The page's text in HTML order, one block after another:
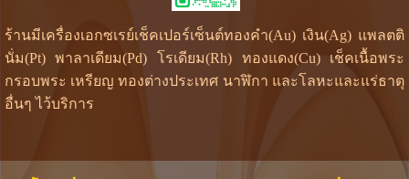
ร้านมีเครื่องเอกซเรย์เช็คเปอร์เซ็นต์ทองคำ(Au) เงิน(Ag) แพลตติ
นั่ม(Pt) พาลาเดียม(Pd) โรเดียม(Rh) ทองแดง(Cu) เช็คเนื้อพระ
กรอบพระ เหรียญ ทองต่างประเทศ นาฬิกา และโลหะและแร่ธาตุ
อื่นๆ ไว้บริการ